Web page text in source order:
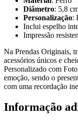
Diâmetro: 5,8
Personalização:
Inclui espelho
Impressão
Na Prendas Originais,
acessórios únicos e
Personalizado com
emoção, sendo o
com uma recordação
Informação